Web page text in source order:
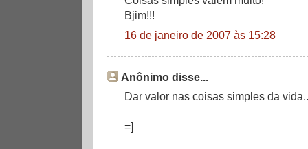
Bjim!!!
16 de janeiro de 2007 às 15:28
Anônimo disse...
Dar valor nas coisas simples da
=]